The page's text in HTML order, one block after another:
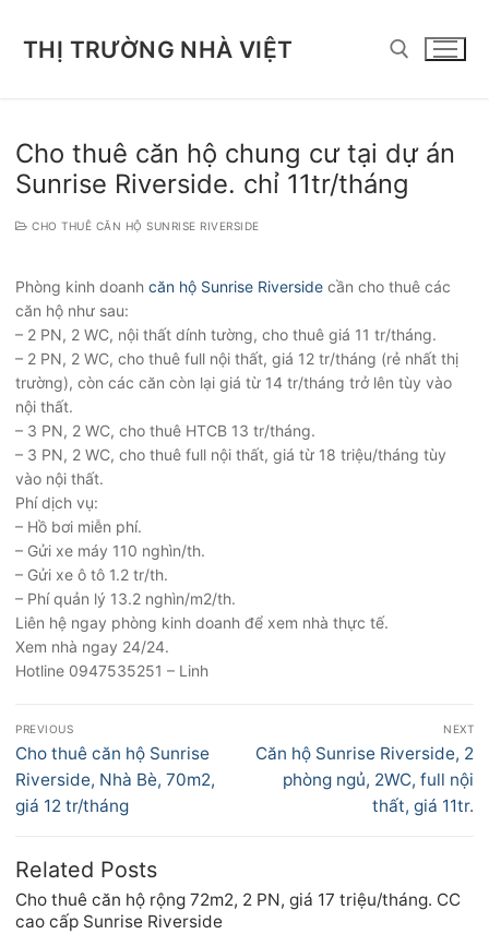
THỊ TRƯỜNG NHÀ VIỆT
Cho thuê căn hộ chung cư tại dự án
Sunrise Riverside. chỉ 11tr/tháng
CHO THUÊ CĂN HỘ SUNRISE RIVERSIDE
Phòng kinh doanh căn hộ Sunrise Riverside cần cho thuê các
căn hộ như sau:
– 2 PN, 2 WC, nội thất dính tường, cho thuê giá 11 tr/tháng.
– 2 PN, 2 WC, cho thuê full nội thất, giá 12 tr/tháng (rẻ nhất thị
trường), còn các căn còn lại giá từ 14 tr/tháng trở lên tùy vào
nội thất.
– 3 PN, 2 WC, cho thuê HTCB 13 tr/tháng.
– 3 PN, 2 WC, cho thuê full nội thất, giá từ 18 triệu/tháng tùy
vào nội thất.
Phí dịch vụ:
– Hồ bơi miễn phí.
– Gửi xe máy 110 nghìn/th.
– Gửi xe ô tô 1.2 tr/th.
– Phí quản lý 13.2 nghìn/m2/th.
Liên hệ ngay phòng kinh doanh để xem nhà thực tế.
Xem nhà ngay 24/24.
Hotline 0947535251 – Linh
Điều
hướng
bài
viết
PREVIOUS
Previous
post:
Cho thuê căn hộ Sunrise
Riverside, Nhà Bè, 70m2,
giá 12 tr/tháng
NEXT
Next
post:
Căn hộ Sunrise Riverside, 2
phòng ngủ, 2WC, full nội
thất, giá 11tr.
Related Posts
Cho thuê căn hộ rộng 72m2, 2 PN, giá 17 triệu/tháng. CC
cao cấp Sunrise Riverside